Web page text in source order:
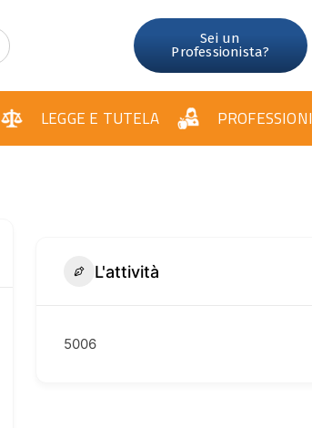
Sei un
Professionista?
LEGGE E TUTELA PROFESSIONI
L'attività
5006